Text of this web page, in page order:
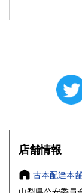
大阪府
奈良県
店舗情報
古本配達本